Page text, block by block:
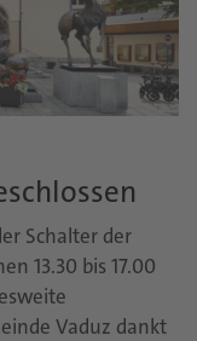
Schalter der
13.30 bis 17.00
Vaduz dankt